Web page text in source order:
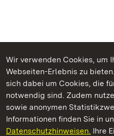
Wir verwenden Cookies, um
Webseiten-Erlebnis zu
sich dabei um Cookies, die
notwendig sind. Zudem
sowie anonymen
Informationen finden Sie in
Datenschutzhinweisen. Ihre
Kommen. Staunen.
Staatliche Schlösser und Gärten